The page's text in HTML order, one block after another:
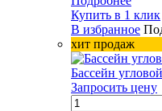
Купить в 1 клик
В избранное
хит продаж
Бассейн
Запросить цену